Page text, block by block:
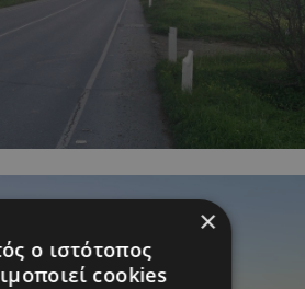
×
ο ιστότοπος
cookies